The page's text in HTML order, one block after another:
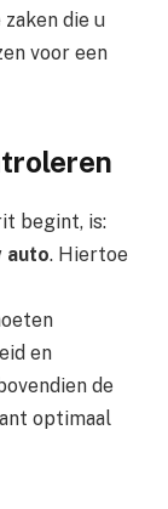
die u
voor een
begint, is:
auto. Hiertoe
en
de
optimaal